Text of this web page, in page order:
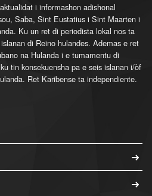
i informashon adishonal
Saba, Sint Eustatius i Sint Maarten i
Ku un ret di periodista lokal nos ta
di Reino hulandes. Ademas e ret
na Hulanda i e tumamentu di
tin konsekuensha pa e seis islanan i/òf
Ret Karibense ta independiente.